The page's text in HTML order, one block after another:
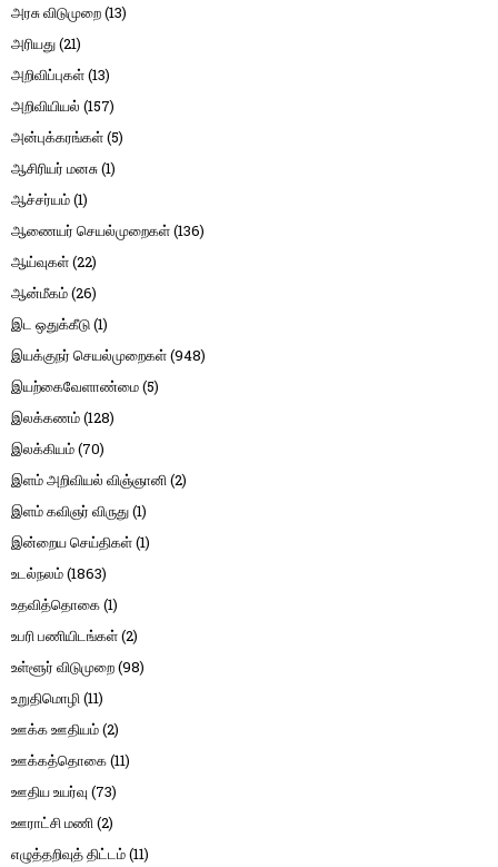
அரசு விடுமுறை(13)
அரியது(21)
அறிவிப்புகள்(13)
அறிவியியல் (157)
அன்புக்கரங்கள்(5)
ஆசிரியர் மனசு(1)
ஆச்சர்யம்(1)
ஆணையர் செயல்முறைகள்(136)
ஆய்வுகள்(22)
ஆன்மீகம்(26)
இட ஒதுக்கீடு(1)
இயக்குநர் செயல்முறைகள்(948)
இயற்கைவேளாண்மை(5)
இலக்கணம்(128)
இலக்கியம்(70)
இளம் அறிவியல் விஞ்ஞானி(2)
இளம் கவிஞர் விருது(1)
இன்றைய செய்திகள்(1)
உடல்நலம்(1863)
உதவித்தொகை(1)
உபரி பணியிடங்கள்(2)
உள்ளூர் விடுமுறை(98)
உறுதிமொழி(11)
ஊக்க ஊதியம்(2)
ஊக்கத்தொகை(11)
ஊதிய உயர்வு (73)
ஊராட்சி மணி(2)
எழுத்தறிவுத் திட்டம்(11)